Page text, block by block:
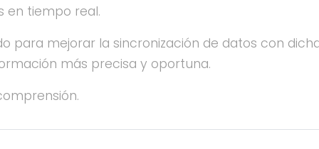
TERESA MUÑOZ GARCIA
en tiempo real.
para mejorar la sincronización de datos con
más precisa y oportuna.